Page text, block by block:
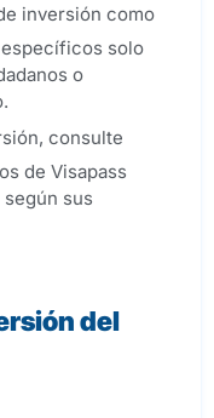
inversión como
específicos solo
o
consulte
de Visapass
sus
del